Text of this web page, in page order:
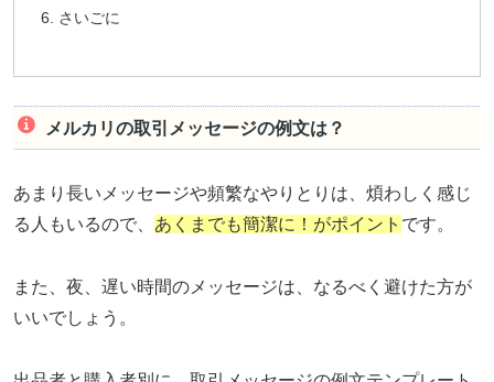
さいごに
メルカリの取引メッセージの例文は？
あまり長いメッセージや頻繁なやりとりは、煩わしく感じ
る人もいるので、 あくまでも簡潔に！がポイント です。
また、夜、遅い時間のメッセージは、なるべく避けた方が
いいでしょう。